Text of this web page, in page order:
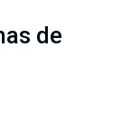
de